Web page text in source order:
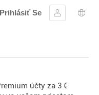
Prihlásiť Se
Prihlásiť sa
účty za 3 €